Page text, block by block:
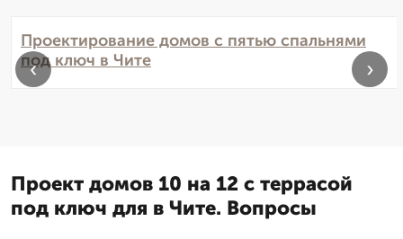
Проектирование домов с пятью спальнями
под ключ в Чите
‹ ›
Проект домов 10 на 12 с террасой
под ключ для в Чите. Вопросы